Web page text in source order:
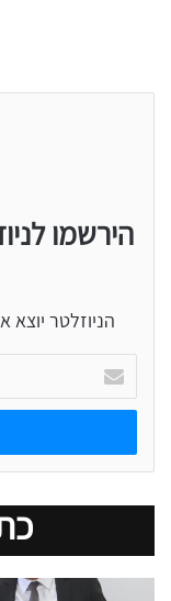
הירשמו
הניוזלטר
הקלידו
כתובת
אימייל